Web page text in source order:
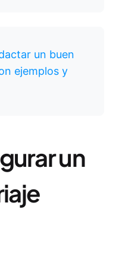
un buen
ejemplos y
un